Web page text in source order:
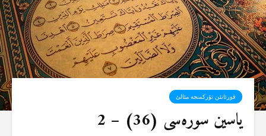
قورئانئن تۆرکمنجە مئالئ
یاسین سورەسی (36) – 2